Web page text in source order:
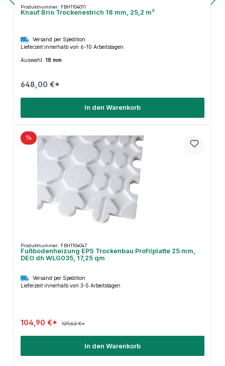
Produktnummer: FBH1104011
Knauf Brio Trockenestrich 18 mm, 25,2 m²
Versand per Spedition
Lieferzeit innerhalb von 6-10 Arbeitstagen
Auswahl: 18 mm
648,00 €*
In den Warenkorb
%
Produktnummer: FBH1104047
Fußbodenheizung EPS Trockenbau Profilplatte 25 mm,
DEO dh WLG035, 17,25 qm
Versand per Spedition
Lieferzeit innerhalb von 3-5 Arbeitstagen
104,90 €* 129,62 €*
In den Warenkorb